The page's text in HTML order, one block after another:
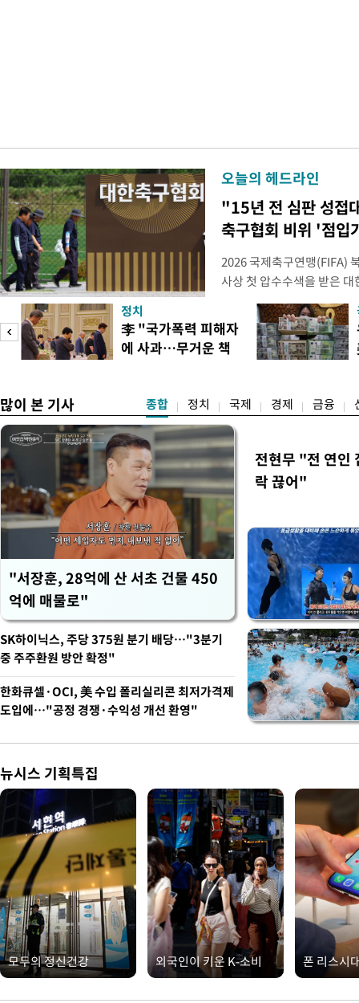
오늘의 헤드라인
"15년 전 심판 성접
축구협회 비위 '점입
2026 국제축구연맹(FIFA)
사상 첫 압수수색을 받은
거지면서 그야말로 쑥대
심판 성 접대 파문까지 파
돌이킬 수 없는 지경까지
홍명보 전 감독을 국가대
정치
李 "국가폭력 피해자
에 사과…무거운 책
많이 본 기사 종합 정치 국제 경제 금융
"서장훈, 28억에 산 서초 건물 450
억에 매물로"
전현무 "전 연인
락 끊어"
SK하이닉스, 주당 375원 분기 배당…"3분기
중 주주환원 방안 확정"
한화큐셀·OCI, 美 수입 폴리실리콘 최저가격제
도입에…"공정 경쟁·수익성 개선 환영"
뉴시스 기획특집
모두의 정신건강 외국인이 키운 K-소비 폰 리스시